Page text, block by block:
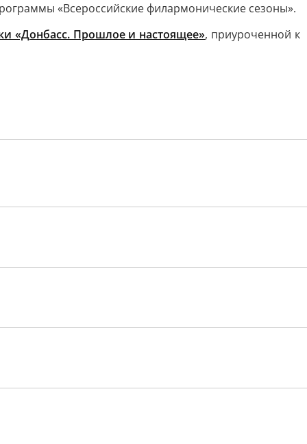
«Всероссийские филармонические сезоны».
«Донбасс. Прошлое и настоящее», приуроченной к